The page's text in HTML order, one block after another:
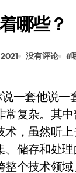
哪些？
没有评论 #
常复杂。其
术，虽然听
、储存和处
整个技术领